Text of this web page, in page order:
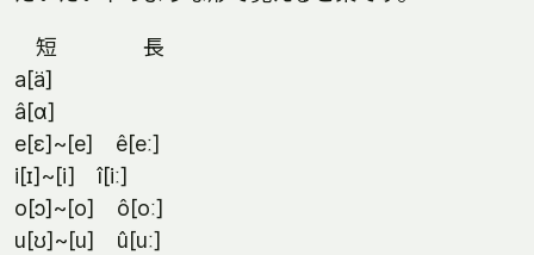
短 長
a[ä]
â[ɑ]
e[ε]~[e] ê[eː]
i[ɪ]~[i] î[iː]
o[ɔ]~[o] ô[oː]
u[ʊ]~[u] û[uː]